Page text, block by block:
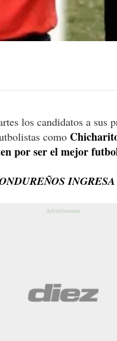
los candidatos a sus
como
por ser el mejor